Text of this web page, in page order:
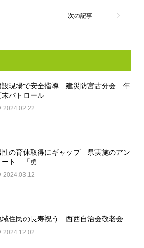
設現場で安全指導 建災防宮古分会 年
末パトロール
2024.02.22
性の育休取得にギャップ 県実施のアン
ート 「勇...
2024.03.12
域住民の長寿祝う 西西自治会敬老会
2024.12.02